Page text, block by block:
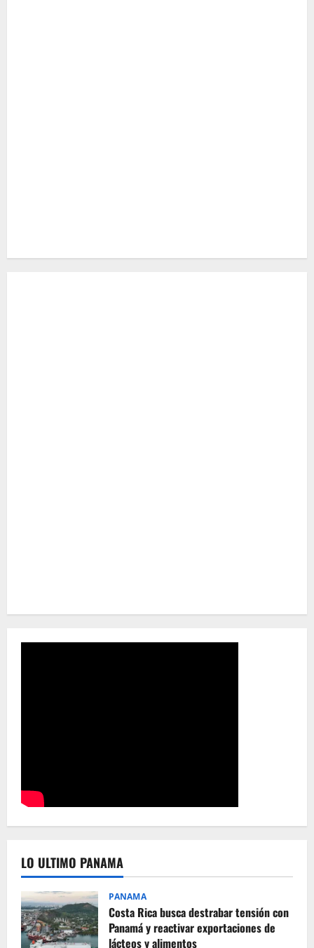
LO ULTIMO PANAMA
PANAMA
Costa Rica busca destrabar tensión con
Panamá y reactivar exportaciones de
lácteos y alimentos